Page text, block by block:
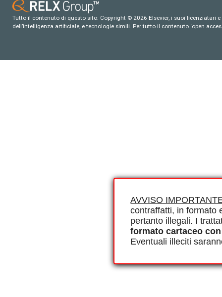
AVVISO
contraffatti, in formato
pertanto illegali. I
formato cartaceo
Eventuali illeciti
Tutto il contenuto di questo sito: Copyright © 2026 Elsevier, i suoi
dell’intelligenza artificiale, e tecnologie simili. Per tutto il contenuto ‘open